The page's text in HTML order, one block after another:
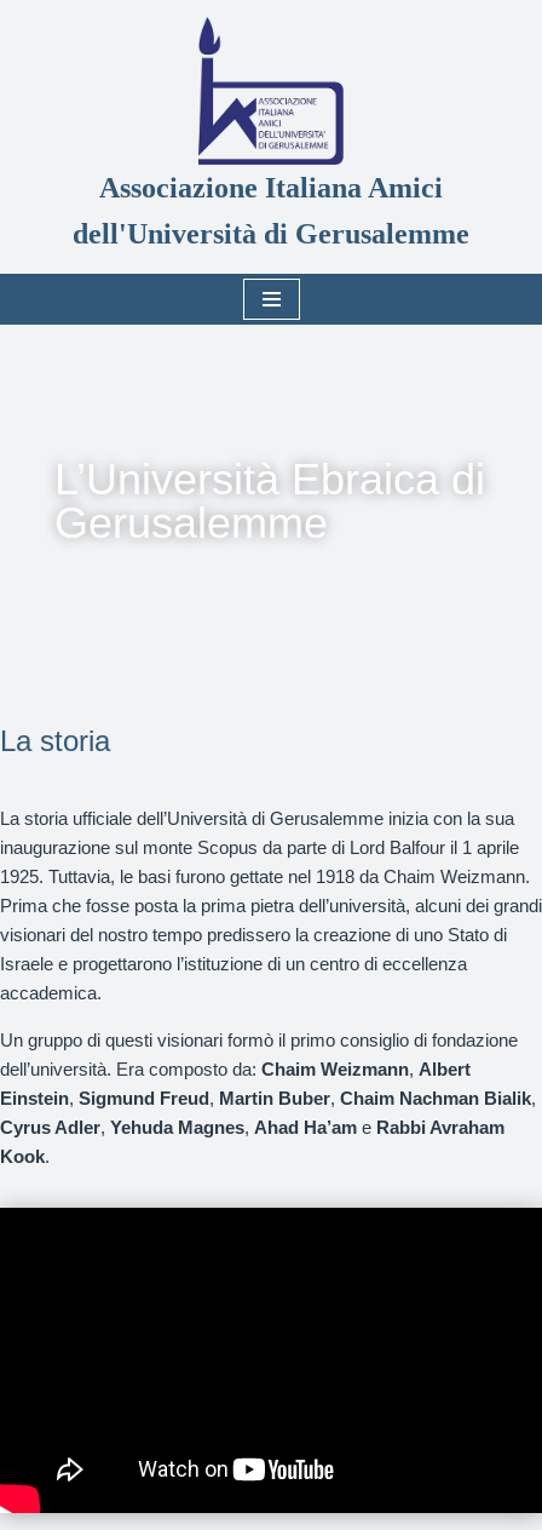
Associazione Italiana Amici
dell'Università di Gerusalemme
L’Università Ebraica di
Gerusalemme
La storia
La storia ufficiale dell’Università di Gerusalemme inizia con la sua
inaugurazione sul monte Scopus da parte di Lord Balfour il 1 aprile
1925. Tuttavia, le basi furono gettate nel 1918 da Chaim Weizmann.
Prima che fosse posta la prima pietra dell’università, alcuni dei grandi
visionari del nostro tempo predissero la creazione di uno Stato di
Israele e progettarono l’istituzione di un centro di eccellenza
accademica.
Un gruppo di questi visionari formò il primo consiglio di fondazione
dell’università. Era composto da: Chaim Weizmann, Albert
Einstein, Sigmund Freud, Martin Buber, Chaim Nachman Bialik,
Cyrus Adler, Yehuda Magnes, Ahad Ha’am e Rabbi Avraham
Kook.